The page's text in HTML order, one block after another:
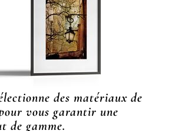
des matériaux de
vous garantir une
de gamme.